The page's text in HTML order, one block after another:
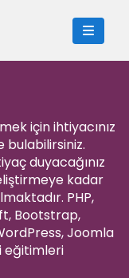
için ihtiyacınız
duyacağınız
kadar
PHP,
Bootstrap,
Joomla
eğitimleri